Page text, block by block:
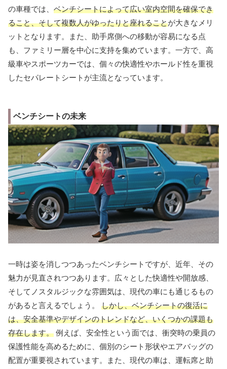
の車種では、 ベンチシートによって広い室内空間を確保でき
ること、そして複数人がゆったりと座れることが大きなメリ
ットとなります。また、助手席側への移動が容易になる点
も、ファミリー層を中心に支持を集めています。一方で、高
級車やスポーツカーでは、個々の快適性やホールド性を重視
したセパレートシートが主流となっています。
ベンチシートの未来
一時は姿を消しつつあったベンチシートですが、近年、その
魅力が見直されつつあります。広々とした快適性や開放感、
そしてノスタルジックな雰囲気は、現代の車にも通じるもの
があると言えるでしょう。 しかし、ベンチシートの復活に
は、安全基準やデザインのトレンドなど、いくつかの課題も
存在します。 例えば、安全性という面では、衝突時の乗員の
保護性能を高めるために、個別のシート形状やエアバッグの
配置が重要視されています。また、現代の車は、運転席と助